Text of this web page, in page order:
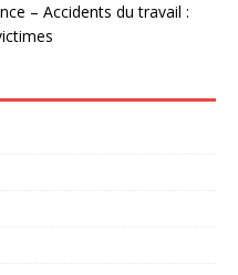
– Accidents du travail :